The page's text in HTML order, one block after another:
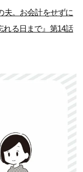
夫。お会計をせずに
る日まで』第14話